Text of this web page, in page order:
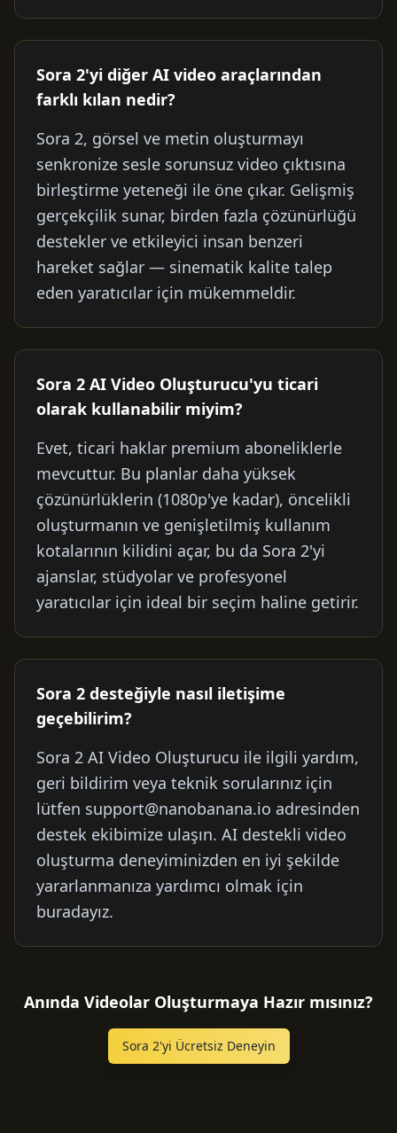
Sora 2'yi diğer AI video araçlarından
farklı kılan nedir?
Sora 2, görsel ve metin oluşturmayı
senkronize sesle sorunsuz video çıktısına
birleştirme yeteneği ile öne çıkar. Gelişmiş
gerçekçilik sunar, birden fazla çözünürlüğü
destekler ve etkileyici insan benzeri
hareket sağlar — sinematik kalite talep
eden yaratıcılar için mükemmeldir.
Sora 2 AI Video Oluşturucu'yu ticari
olarak kullanabilir miyim?
Evet, ticari haklar premium aboneliklerle
mevcuttur. Bu planlar daha yüksek
çözünürlüklerin (1080p'ye kadar), öncelikli
oluşturmanın ve genişletilmiş kullanım
kotalarının kilidini açar, bu da Sora 2'yi
ajanslar, stüdyolar ve profesyonel
yaratıcılar için ideal bir seçim haline getirir.
Sora 2 desteğiyle nasıl iletişime
geçebilirim?
Sora 2 AI Video Oluşturucu ile ilgili yardım,
geri bildirim veya teknik sorularınız için
lütfen support@nanobanana.io adresinden
destek ekibimize ulaşın. AI destekli video
oluşturma deneyiminizden en iyi şekilde
yararlanmanıza yardımcı olmak için
buradayız.
Anında Videolar Oluşturmaya Hazır mısınız?
Sora 2'yi Ücretsiz Deneyin